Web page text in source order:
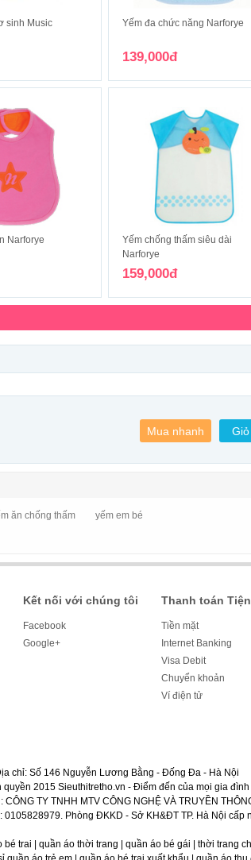
sinh Music Yếm đa chức năng Narforye
139,000đ
Narforye
Yếm chống thấm siêu dài
Narforye
159,000đ
ăn chống thấm yếm em bé
Kết nối với chúng tôi
Facebook
Google+
Thanh toán
Tiền mặt
Internet Banking
Visa Debit
Chuyển khoản
Ví điện tử
chỉ: Số 146 Nguyễn Lương Bằng - Đống Đa - Hà Nội
quyền 2015 Sieuthitretho.vn - Điểm đến của mọi gia đình
TY TNHH MTV CÔNG NGHỆ VÀ TRUYỀN
0105828979. Phòng ĐKKD - Sở KH&ĐT TP. Hà Nội cấp
bé trai | quần áo thời trang | quần áo bé gái | thời trang